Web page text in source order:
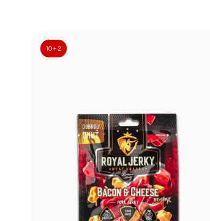
10 + 2